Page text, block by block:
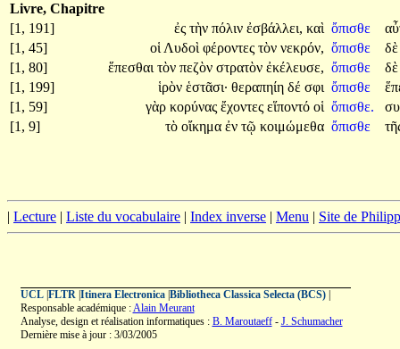
Livre, Chapitre
[1, 191]
ἐς τὴν πόλιν ἐσβάλλει, καὶ ὄπισθε
[1, 45]
οἱ Λυδοὶ φέροντες τὸν νεκρόν, ὄπισθε
[1, 80]
ἕπεσθαι τὸν πεζὸν στρατὸν ἐκέλευσε, ὄπισθε
[1, 199]
ἱρὸν ἑστᾶσι· θεραπηίη δέ σφι ὄπισθε
[1, 59]
γὰρ κορύνας ἔχοντες εἵποντό οἱ ὄπισθε.
[1, 9]
τὸ οἴκημα ἐν τῷ κοιμώμεθα ὄπισθε
| Lecture | Liste du vocabulaire | Index inverse | Menu | Site de
UCL| FLTR| Itinera Electronica| Bibliotheca Classica Selecta (BCS)|
Responsable académique :Alain Meurant
Analyse, design et réalisation informatiques : B. Maroutaeff- J. Schumacher
Dernière mise à jour : 3/03/2005